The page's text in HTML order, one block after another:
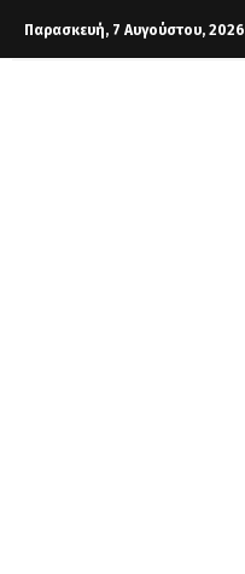
Παρασκευή, 7 Αυγούστου, 2026